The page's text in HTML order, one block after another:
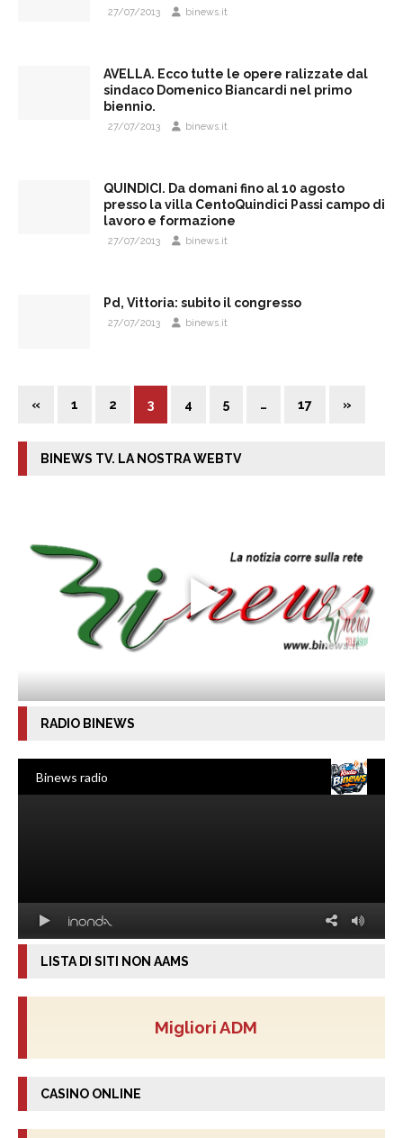
27/07/2013 binews.it
AVELLA. Ecco tutte le opere ralizzate dal
sindaco Domenico Biancardi nel primo
biennio.
27/07/2013 binews.it
QUINDICI. Da domani fino al 10 agosto
presso la villa CentoQuindici Passi campo di
lavoro e formazione
27/07/2013 binews.it
Pd, Vittoria: subito il congresso
27/07/2013 binews.it
« 1 2 3 4 5 … 17 »
BINEWS TV. LA NOSTRA WEBTV
RADIO BINEWS
LISTA DI SITI NON AAMS
Migliori ADM
CASINO ONLINE